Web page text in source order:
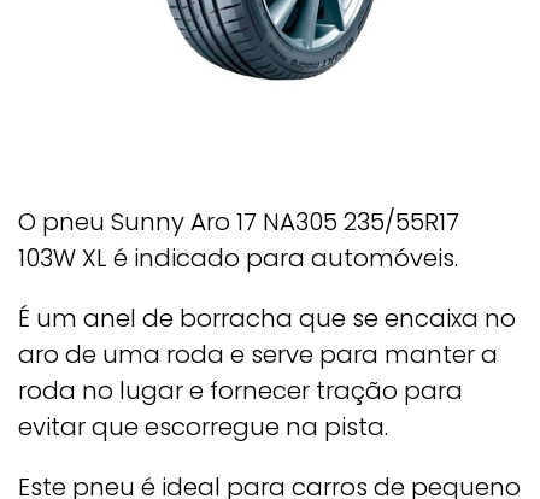
O pneu Sunny Aro 17 NA305 235/55R17
103W XL é indicado para automóveis.
É um anel de borracha que se encaixa no
aro de uma roda e serve para manter a
roda no lugar e fornecer tração para
evitar que escorregue na pista.
Este pneu é ideal para carros de pequeno